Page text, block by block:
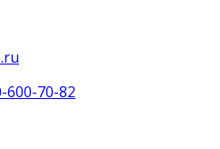
600-70-82